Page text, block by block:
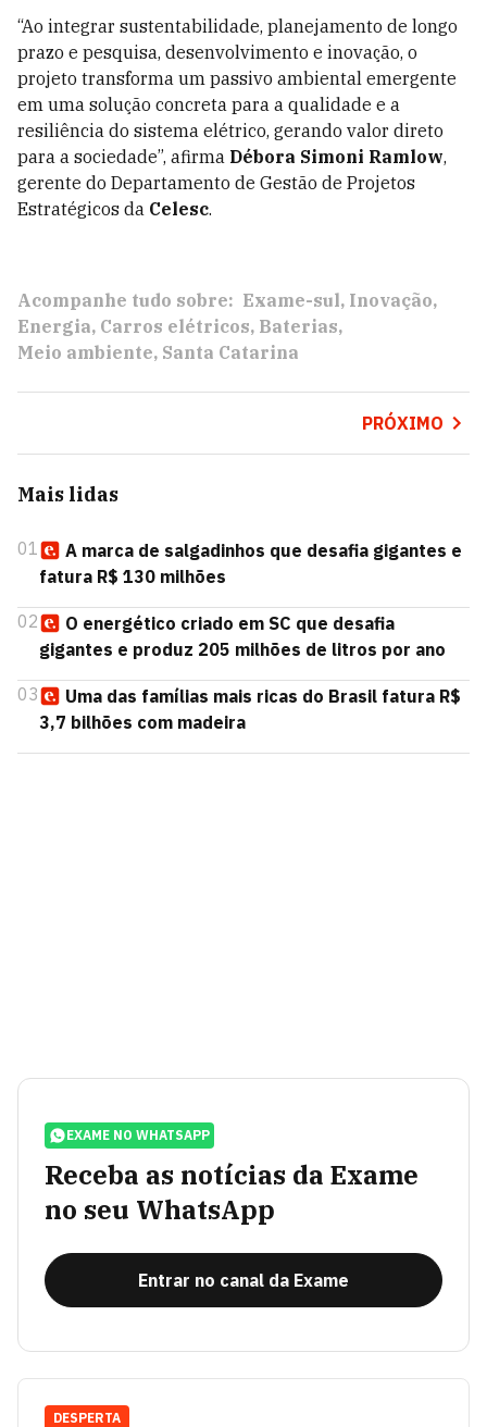
“Ao integrar sustentabilidade, planejamento de longo
prazo e pesquisa, desenvolvimento e inovação, o
projeto transforma um passivo ambiental emergente
em uma solução concreta para a qualidade e a
resiliência do sistema elétrico, gerando valor direto
para a sociedade”, afirma Débora Simoni Ramlow,
gerente do Departamento de Gestão de Projetos
Estratégicos da Celesc.
Acompanhe tudo sobre: Exame-sul Inovação
Energia Carros elétricos Baterias
Meio ambiente Santa Catarina
PRÓXIMO
Mais lidas
01
A marca de salgadinhos que desafia gigantes e
fatura R$ 130 milhões
02
O energético criado em SC que desafia
gigantes e produz 205 milhões de litros por ano
03
Uma das famílias mais ricas do Brasil fatura R$
3,7 bilhões com madeira
EXAME NO WHATSAPP
Receba as notícias da Exame
no seu WhatsApp
Entrar no canal da Exame
DESPERTA